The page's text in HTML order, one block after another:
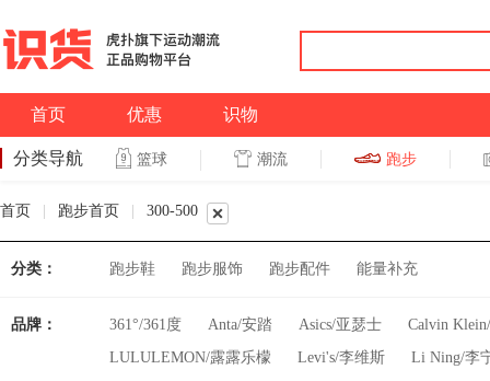
首页 优惠 识物
分类导航 篮球 潮流 跑步
首页 跑步首页 300-500
分类： 跑步鞋 跑步服饰 跑步配件 能量补充
品牌： 361°/361度 Anta/安踏 Asics/亚瑟士
Calvin
LULULEMON/露露乐檬
Levi's/李维斯
Li Ning/李